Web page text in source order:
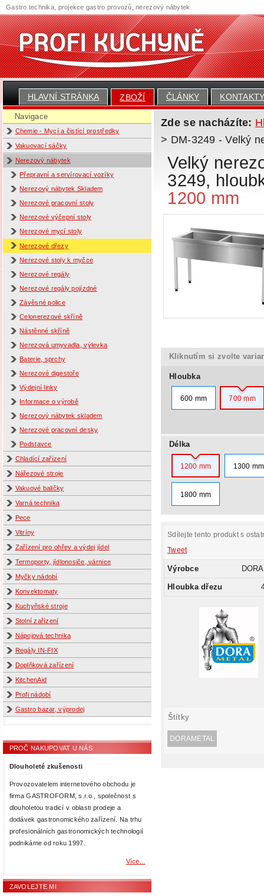
HLAVNÍ STRÁNKA ZBOŽÍ ČLÁNKY
Navigace
Chemie - Mycí a čistící prostředky
Vakuovací sáčky
Nerezový nábytek
Přepravní a servírovací vozíky
Nerezový nábytek Skladem
Nerezové pracovní stoly
Nerezové výčepní stoly
Nerezové mycí stoly
Nerezové dřezy
Nerezové stoly k myčce
Nerezové regály
Nerezové regály pojízdné
Závěsné police
Celonerezové skříně
Nástěnné skříně
Nerezová umyvadla, výlevka
Baterie, sprchy
Nerezové digestoře
Výdejní linky
Informace o výrobě
Nerezový nábytek skladem
Nerezové pracovní desky
Podstavce
Chladící zařízení
Nářezové stroje
Vakuové baličky
Varná technika
Pece
Vitríny
Zařízení pro ohřev a výdej jídel
Termoporty, jídlonosiče, várnice
Myčky nádobí
Konvektomaty
Kuchyňské stroje
Stolní zařízení
Nápojová technika
Regály IN-FIX
Doplňková zařízení
KitchenAid
Profi nádobí
Gastro bazar, výprodej
PROČ NAKUPOVAT U NÁS
Dlouholeté zkušenosti
Provozovatelem internetového obchodu je
firma GASTROFORM, s.r.o., společnost s
dlouholetou tradicí v oblasti prodeje a
dodávek gastronomického zařízení. Na trhu
profesionálních gastronomických technologií
podnikáme od roku 1997.
Více...
ZAVOLEJTE MI
Zde se nacházíte:
> DM-3249 - Velký
Velký
3249,
1200 mm
Kliknutím si zvolte
Hloubka
600 mm 700 mm
Délka
1200 mm 1300 mm
1800 mm
Sdílejte tento produkt s
Tweet
Výrobce
Hloubka dřezu
Štítky
DORAMETAL
Gastro technika, projekce gastro provozů, nerezový nábytek